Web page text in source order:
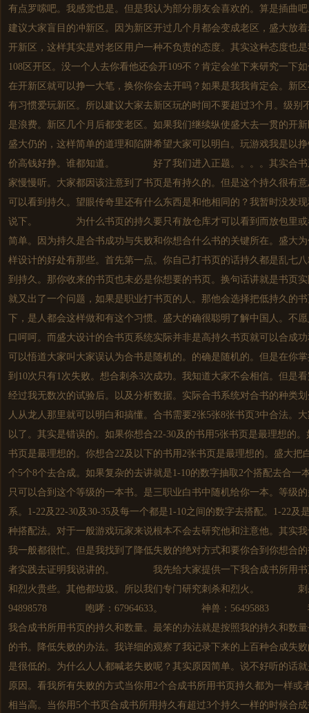
有点罗嗦吧。我感觉也是。但是我认为部分朋友会喜欢的。算是插曲
建议大家盲目的冲新区。因为新区开过几个月都会变成老区，盛大放
开新区，这样其实是对老区用户一种不负责的态度。其实这种态度也
108区开区。没一个人去你看他还会开109不？肯定会坐下来研究一下
在开新区就可以挣一大笔，换你你会去开吗？如果是我我肯定会。新
有习惯爱玩新区。所以建议大家去新区玩的时间不要超过3个月。级别
是浪费。新区几个月后都变老区。如果我们继续纵使盛大去一贯的开
盛大仍的，这样简单的道理和陷阱希望大家可以明白。玩游戏我是以
价高钱好挣。谁都知道。 好了我们进入正题。。。。其实合书
家慢慢听。大家都因该注意到了书页是有持久的。但是这个持久很有
可以看到持久。望眼传奇里还有什么东西是和他相同的？我暂时没发
说下。 为什么书页的持久要只有放仓库才可以看到而放包里或
简单。因为持久是合书成功与失败和你想合什么书的关键所在。盛大
样设计的好处有那些。首先第一点。你自己打书页的话持久都是乱七
到持久。那你收来的书页也未必是你想要的书页。换句话讲就是书页
就又出了一个问题，如果是职业打书页的人。那他会选择把低持久的
下，是人都会这样做和有这个习惯。盛大的确很聪明了解中国人。不
口呵呵。而盛大设计的合书页系统实际并非是高持久书页就可以合成
可以悟道大家叫大家误认为合书是随机的。的确是随机的。但是在你
到10次只有1次失败。想合刺杀3次成功。我知道大家不会相信。但是
经过我无数次的试验后。以及分析数据。实际合书系统对合书的种类
人从龙人那里就可以明白和搞懂。合书需要2张5张8张书页3中合法。
以了。其实是错误的。如果你想合22-30及的书用5张书页是最理想的
书页是最理想的。你想合22及以下的书用2张书页是最理想的。盛大把
个5个8个去合成。如果复杂的去讲就是1-10的数字抽取2个搭配去合一
只可以合到这个等级的一本书。是三职业白书中随机给你一本。等级
系。1-22及22-30及30-35及每一个都是1-10之间的数字去搭配。1-22及
种搭配法。对于一般游戏玩家来说根本不会去研究他和注意他。其实
我一般都很忙。但是我找到了降低失败的绝对方式和要你合到你想合
者实践去证明我说讲的。 我先给大家提供一下我合成书所用书
和烈火贵些。其他都垃圾。所以我们专门研究刺杀和烈火
94898578 咆哮：67964633。 神兽：56495883 我们
我合成书所用书页的持久和数量。最笨的办法就是按照我的持久和数
的书。降低失败的办法。我详细的观察了我记录下来的上百种合成失
是很低的。为什么人人都喊老失败呢？其实原因简单。说不好听的话
原因。看我所有失败的方式当你用2个合成书所用书页持久都为一样或
相当高。当你用5个书页合成书所用持久有超过3个持久一样的时候合